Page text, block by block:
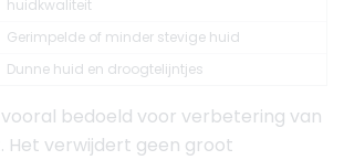
huidkwaliteit
Gerimpelde of minder stevige huid
Dunne huid en droogtelijntjes
vooral bedoeld voor verbetering van
Het verwijdert geen groot